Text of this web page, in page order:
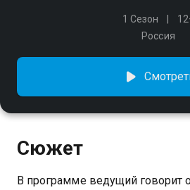
1 Сезон
Россия
Сюжет
В программе ведущий говорит